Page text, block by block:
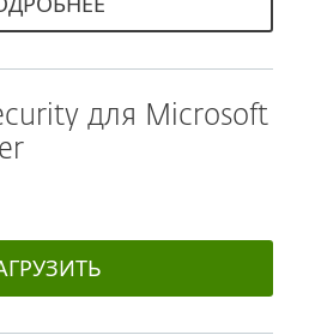
для Microsoft